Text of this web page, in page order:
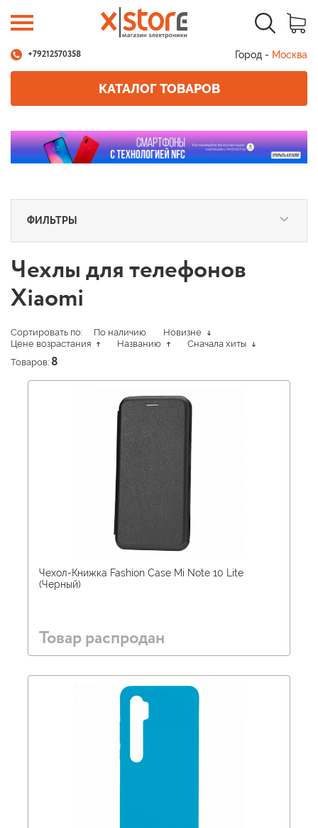
+79212570358 Город - Москва
КАТАЛОГ ТОВАРОВ
ФИЛЬТРЫ
Чехлы для телефонов
Xiaomi
Сортировать по: По наличию
Новизне
Цене возрастания
Названию
Сначала хиты
Товаров: 8
Чехол-Книжка Fashion Case Mi Note 10 Lite
(Черный)
Товар распродан